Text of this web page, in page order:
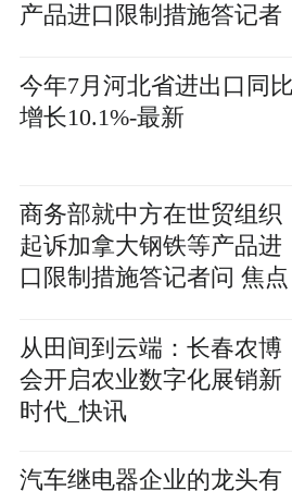
产品进口限制措施答记者
今年7月河北省进出口同比
增长10.1%-最新
商务部就中方在世贸组织
起诉加拿大钢铁等产品进
口限制措施答记者问 焦点
从田间到云端：长春农博
会开启农业数字化展销新
时代_快讯
汽车继电器企业的龙头有